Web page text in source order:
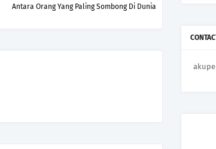
Antara Orang Yang Paling Sombong Di Dunia